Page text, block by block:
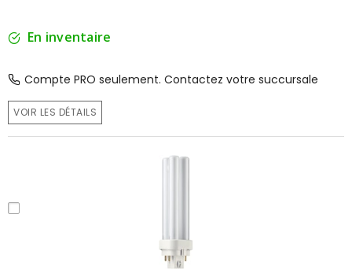
En inventaire
Compte PRO seulement. Contactez votre succursale
VOIR LES DÉTAILS